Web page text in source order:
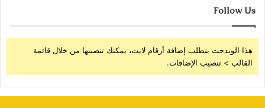
Follow Us
هذا الويدجت يتطلب إضافة أرقام لايت، يمكنك تنصيبها من خلال قائمة
القالب > تنصيب الإضافات.